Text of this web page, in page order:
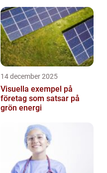
14 december 2025
Visuella exempel på
företag som satsar på
grön energi